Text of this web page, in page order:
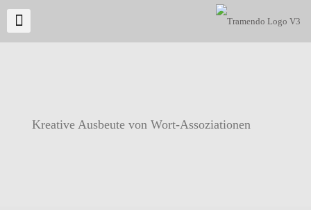
Kreative Ausbeute von Wort-Assoziationen